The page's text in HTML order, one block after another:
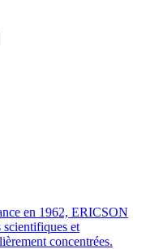
en 1962, ERICSON
et
concentrées.